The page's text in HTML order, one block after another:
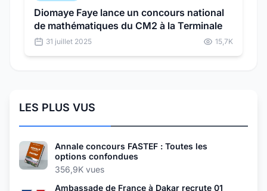
Diomaye Faye lance un concours national
de mathématiques du CM2 à la Terminale
31 juillet 2025 15,7K
LES PLUS VUS
Annale concours FASTEF : Toutes les
options confondues
356,9K vues
Ambassade de France à Dakar recrute 01